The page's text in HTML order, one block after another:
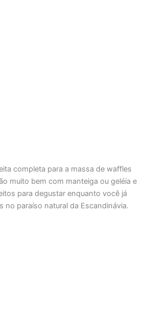
completa para a massa de waffles
muito bem com manteiga ou geléia e
para degustar enquanto você já
no paraíso natural da Escandinávia.